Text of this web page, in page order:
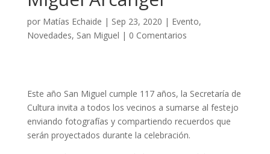
por Matías Echaide | Sep 23, 2020 | Evento,
Novedades, San Miguel | 0 Comentarios
Este año San Miguel cumple 117 años, la Secretaría de
Cultura invita a todos los vecinos a sumarse al festejo
enviando fotografías y compartiendo recuerdos que
serán proyectados durante la celebración.